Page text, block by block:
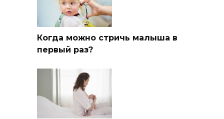
Когда можно стричь малыша в
первый раз?